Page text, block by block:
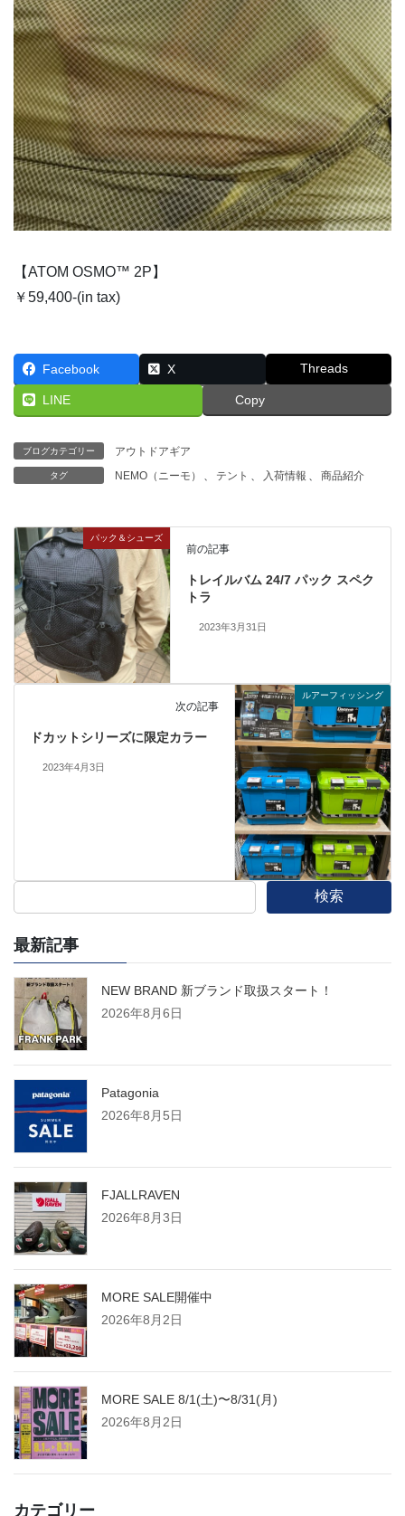
【ATOM OSMO™ 2P】
￥59,400-(in tax)
Facebook X Threads
LINE Copy
ブログカテゴリー アウトドアギア
タグ NEMO（ニーモ） テント 入荷情報 商品紹介
パック＆シューズ
前の記事
トレイルバム 24/7 パック スペク
トラ
2023年3月31日
ルアーフィッシング
次の記事
ドカットシリーズに限定カラー
2023年4月3日
検索
最新記事
NEW BRAND 新ブランド取扱スタート！
2026年8月6日
Patagonia
2026年8月5日
FJALLRAVEN
2026年8月3日
MORE SALE開催中
2026年8月2日
MORE SALE 8/1(土)〜8/31(月)
2026年8月2日
カテゴリー